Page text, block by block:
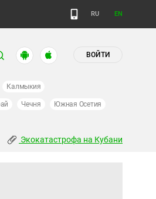
RU EN
ВОЙТИ
Калмыкия
Чечня Южная Осетия
Экокатастрофа на Кубани